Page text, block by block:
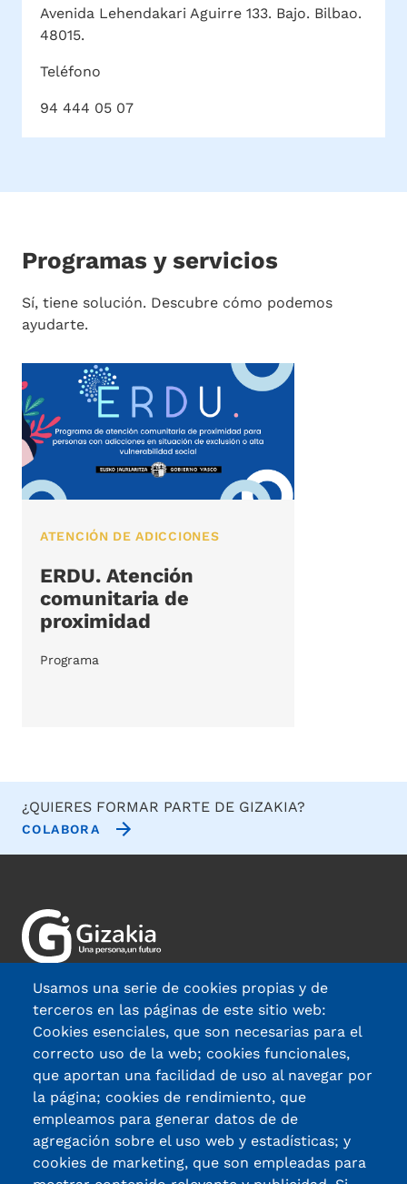
Avenida Lehendakari Aguirre 133. Bajo. Bilbao.
48015.
Teléfono
94 444 05 07
Programas y servicios
Sí, tiene solución. Descubre cómo podemos
ayudarte.
ATENCIÓN DE ADICCIONES
ERDU. Atención
comunitaria de
proximidad
Programa
Usamos una serie de cookies propias y de
terceros en las páginas de este sitio web:
Cookies esenciales, que son necesarias para el
correcto uso de la web; cookies funcionales,
que aportan una facilidad de uso al navegar por
la página; cookies de rendimiento, que
empleamos para generar datos de de
agregación sobre el uso web y estadísticas; y
cookies de marketing, que son empleadas para
¿QUIERES FORMAR PARTE DE GIZAKIA?
COLABORA
Avda. Madariaga 63, 48014, Bilbao
944 471 033
fundacion@gizakia.org
Nuestras sedes